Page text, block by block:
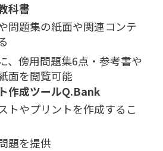
科書
問題集の紙面や関連コンテ
、傍用問題集6点・参考書や
面を閲覧可能
作成ツールQ.Bank
トやプリントを作成するこ
題を提供